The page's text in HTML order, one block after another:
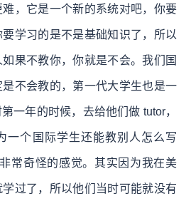
，它是一个新的系统对吧，你要
学习的是不是基础知识了，所以
果不教你，你就是不会。我们国
不会教的，第一代大学生也是一
一年的时候，去给他们做 tutor，
一个国际学生还能教别人怎么写
常奇怪的感觉。其实因为我在美
过了，所以他们当时可能就没有